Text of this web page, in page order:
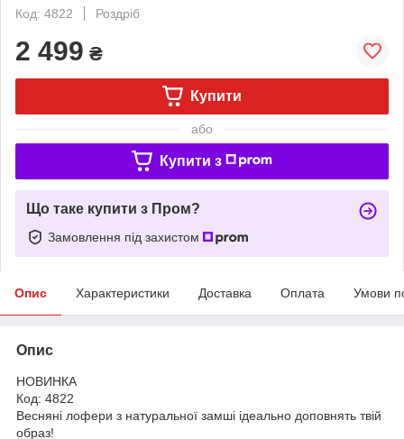
Код: 4822
Роздріб
2 499 ₴
Купити
або
Купити з
Що таке купити з Пром?
Замовлення під захистом
Опис Характеристики Доставка Оплата Умови
Опис
НОВИНКА
Код: 4822
Весняні лофери з натуральної замші ідеально доповнять твій
образ!